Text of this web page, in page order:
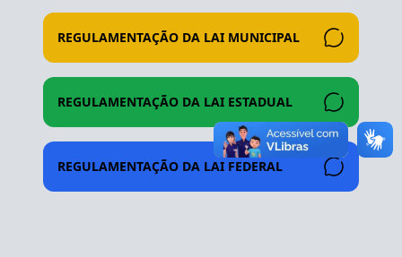
REGULAMENTAÇÃO DA LAI MUNICIPAL
REGULAMENTAÇÃO DA LAI ESTADUAL
REGULAMENTAÇÃO DA LAI FEDERAL